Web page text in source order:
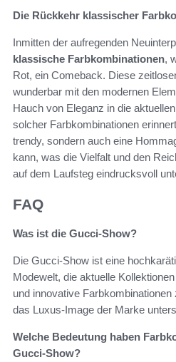
Die Rückkehr klassischer
Inmitten der aufregenden
klassische Farbkombinationen,
Rot, ein Comeback. Diese
wunderbar mit den modernen
Hauch von Eleganz in die
solcher Farbkombinationen
trendy, sondern auch eine
kann, was die Vielfalt und den
auf dem Laufsteg eindrucksvoll
FAQ
Was ist die Gucci-Show?
Die Gucci-Show ist eine
Modewelt, die aktuelle
und innovative
das Luxus-Image der Marke
Welche Bedeutung haben
Gucci-Show?